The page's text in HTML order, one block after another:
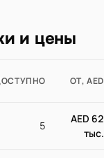
и цены
ОТ, AED
5
AED 62
тыс.